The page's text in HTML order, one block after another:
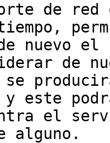
de red
tiempo,
nuevo
de
se
este
el
alguno.